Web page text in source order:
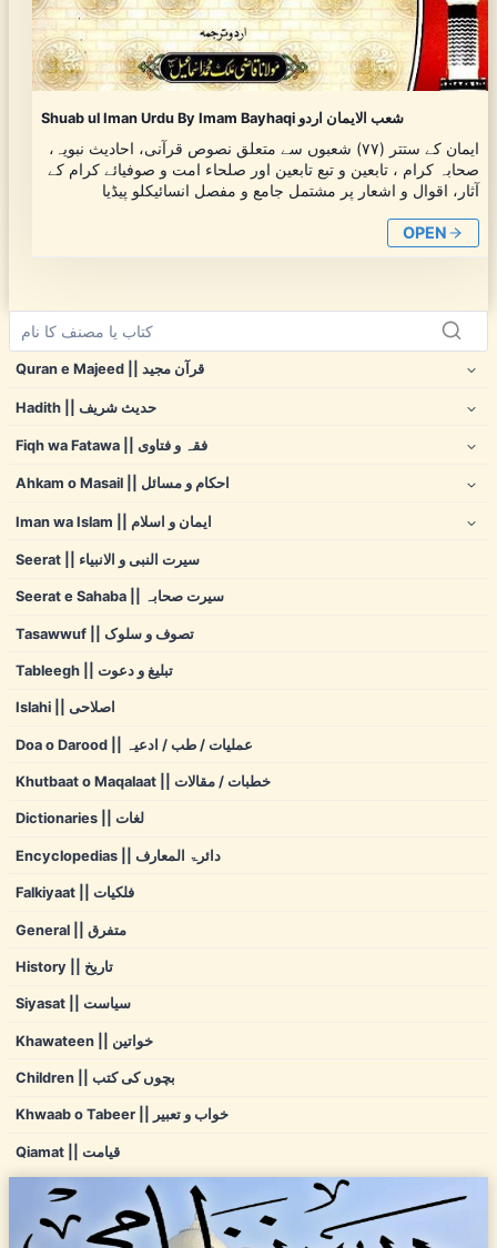
Shuab ul Iman Urdu By Imam Bayhaqi شعب الایمان اردو
ایمان کے ستتر (۷۷) شعبوں سے متعلق نصوص قرآنی، احادیث نبویہ،
صحابہ کرام ، تابعین و تبع تابعین اور صلحاء امت و صوفیائے کرام کے
آثار، اقوال و اشعار پر مشتمل جامع و مفصل انسائیکلو پیڈیا
OPEN
Quran e Majeed || قرآن مجید
Hadith || حدیث شریف
Fiqh wa Fatawa || فقہ و فتاوی
Ahkam o Masail || احکام و مسائل
Iman wa Islam || ایمان و اسلام
Seerat || سیرت النبی و الانبیاء
Seerat e Sahaba || سیرت صحابہ
Tasawwuf || تصوف و سلوک
Tableegh || تبلیغ و دعوت
Islahi || اصلاحی
Doa o Darood || عملیات / طب / ادعیہ
Khutbaat o Maqalaat || خطبات / مقالات
Dictionaries || لغات
Encyclopedias || دائرۃ المعارف
Falkiyaat || فلکیات
General || متفرق
History || تاریخ
Siyasat || سیاست
Khawateen || خواتین
Children || بچوں کی کتب
Khwaab o Tabeer || خواب و تعبیر
Qiamat || قیامت